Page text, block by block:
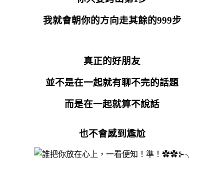
我就會朝你的方向走其餘的999步
真正的好朋友
並不是在一起就有聊不完的話題
而是在一起就算不說話
也不會感到尷尬